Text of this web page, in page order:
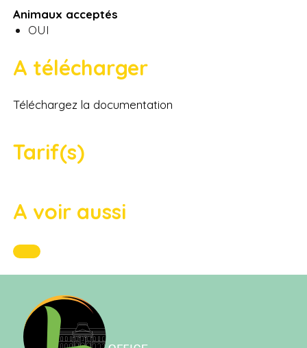
Animaux acceptés
OUI
A télécharger
Téléchargez la documentation
Tarif(s)
A voir aussi